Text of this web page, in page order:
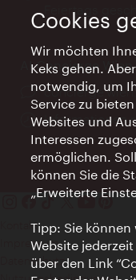
Feiertags
AI Concierge Wien
Ort:
Öffnungszeiten:
Informationen
Kontakt
Impressum
Datenschutz
Cookies
Wir möchten
Keks gehen.
notwendig, um
Service zu
Websites und
Interessen
ermöglichen.
können Sie die
„Erweiterte
Tipp: Sie
Website
über den Link